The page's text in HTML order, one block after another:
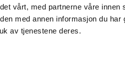
vårt, med partnerne våre innen
med annen informasjon du har
av tjenestene deres.
i RME